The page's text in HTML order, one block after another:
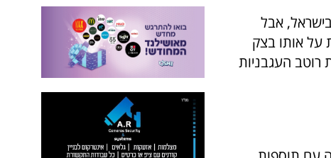
אבל
על אותו בצק
רוטב העגבניות